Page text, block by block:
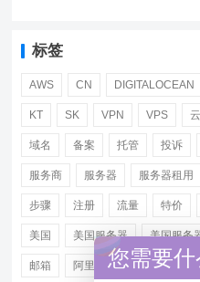
标签
AWS CN DIGITALOCEAN
KT SK VPN VPS
域名 备案 托管 投诉
服务商 服务器 服务器租用
步骤 注册 流量 特价
美国 美国服务器 美国服务
邮箱 阿里 香港服务器租用
您需要